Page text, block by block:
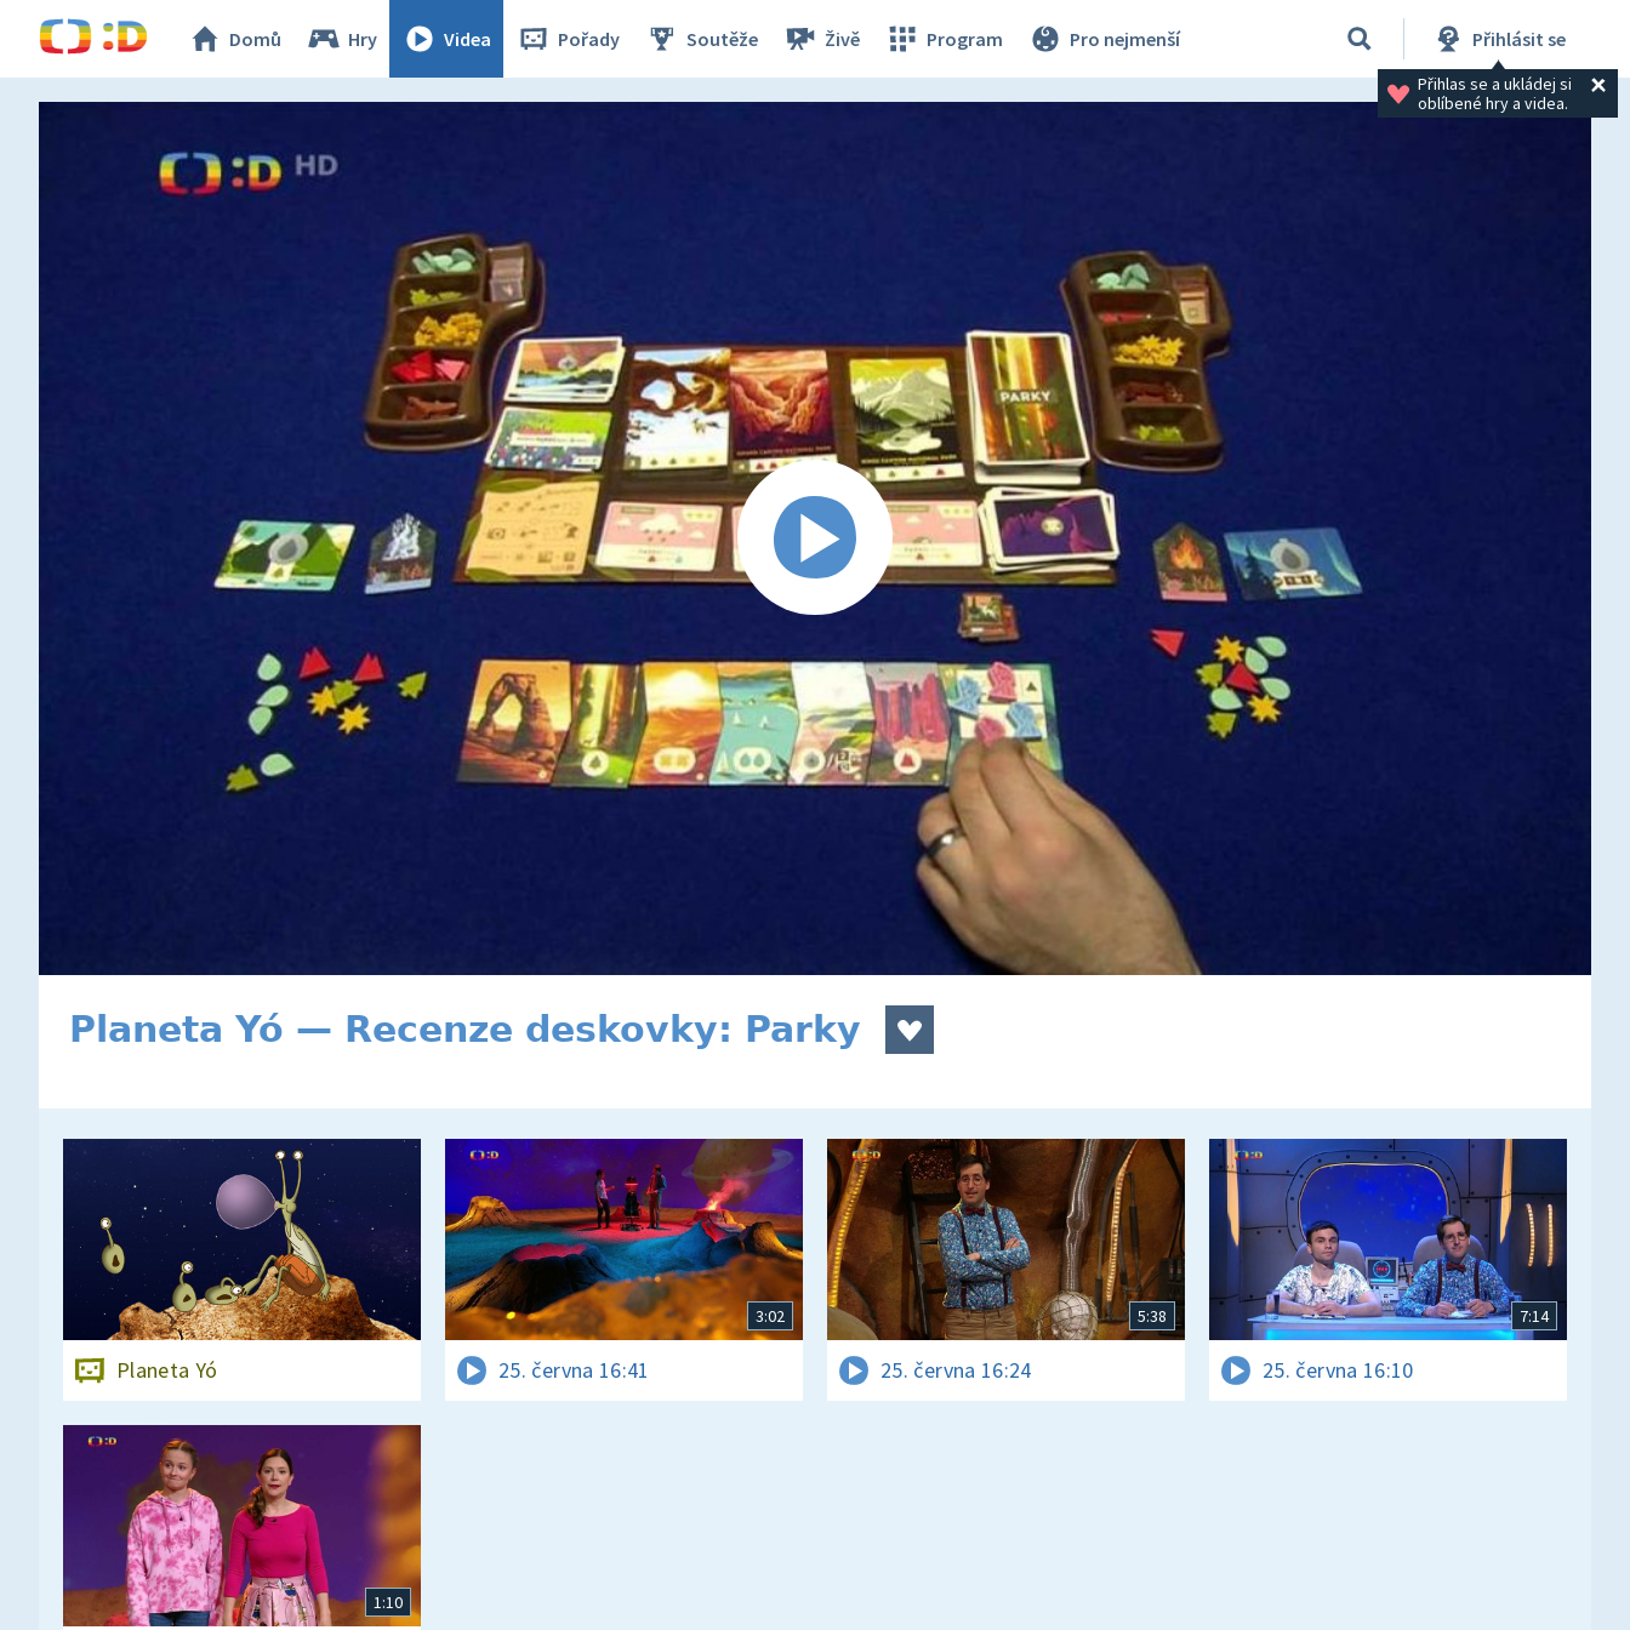
Domů Hry Videa Pořady Soutěže Živě Program Pro nejmenší Přihlásit se
Přihlas se a ukládej si
oblíbené hry a videa.
Planeta Yó — Recenze deskovky: Parky
Planeta Yó
3:02
25. června 16:41
5:38
25. června 16:24
7:14
25. června 16:10
1:10